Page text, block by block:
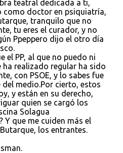
teatral dedicada a ti,
como doctor en psiquiatría,
tranquilo que no
tu eres el curador, y no
Ppeppero dijo el otro día
el PP, al que no puedo ni
ha realizado regular ha sido
con PSOE, y lo sabes fue
del medio.Por cierto, estos
y están en su derecho,
quien se cargó los
Solagua
Y que me cuiden más el
los entrantes.